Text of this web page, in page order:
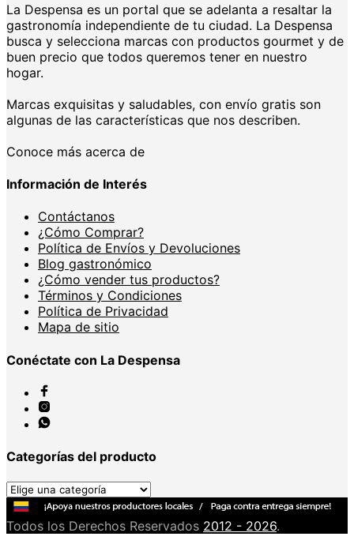
La Despensa es un portal que se adelanta a resaltar la
gastronomía independiente de tu ciudad. La Despensa
busca y selecciona marcas con productos gourmet y de
buen precio que todos queremos tener en nuestro
hogar.
Marcas exquisitas y saludables, con envío gratis son
algunas de las características que nos describen.
Conoce más acerca de
Información de Interés
Contáctanos
¿Cómo Comprar?
Política de Envíos y Devoluciones
Blog gastronómico
¿Cómo vender tus productos?
Términos y Condiciones
Política de Privacidad
Mapa de sitio
Conéctate con La Despensa
Categorías del producto
Todos los Derechos Reservados 2012 - 2026.